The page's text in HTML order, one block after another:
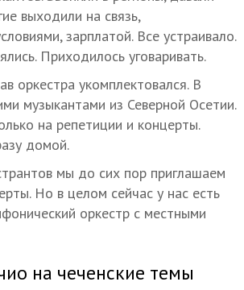
выходили на связь,
зарплатой. Все устраивало.
Приходилось уговаривать.
оркестра укомплектовался. В
музыкантами из Северной Осетии.
на репетиции и концерты.
домой.
мы до сих пор приглашаем
Но в целом сейчас у нас есть
оркестр с местными
на чеченские темы